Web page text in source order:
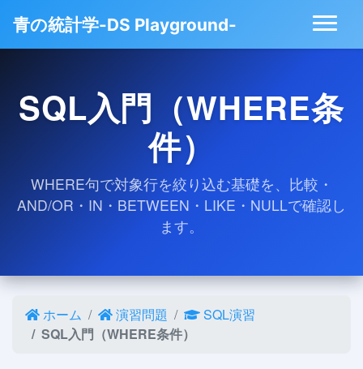
青の統計学-DS Playground-
SQL入門（WHERE条
件）
WHERE句で対象行を絞り込む基礎を、比較・
AND/OR・IN・BETWEEN・LIKE・NULLで確認し
ます。
ホーム 演習問題
SQL演習
SQL入門（WHERE条件）